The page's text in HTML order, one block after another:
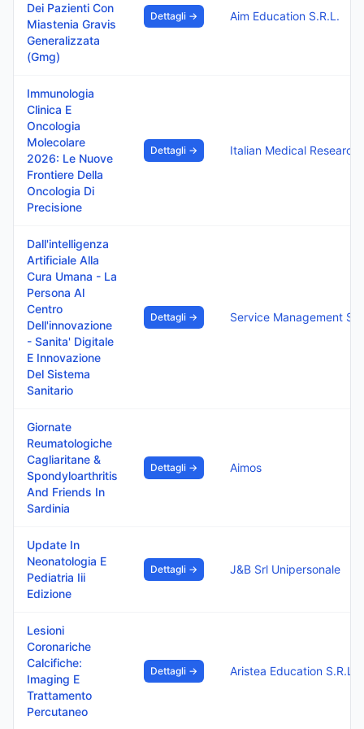
Dei Pazienti Con
Miastenia Gravis
Generalizzata
(Gmg)
Dettagli → Aim Education S.R.L.
Immunologia
Clinica E
Oncologia
Molecolare
2026: Le Nuove
Frontiere Della
Oncologia Di
Precisione
Dettagli →
Dall'intelligenza
Artificiale Alla
Cura Umana - La
Persona Al
Centro
Dell'innovazione
- Sanita' Digitale
E Innovazione
Del Sistema
Sanitario
Dettagli → Service Management Srl
Giornate
Reumatologiche
Cagliaritane &
Spondyloarthritis
And Friends In
Sardinia
Dettagli → Aimos
Update In
Neonatologia E
Pediatria Iii
Edizione
Dettagli → J&B Srl Unipersonale
Lesioni
Coronariche
Calcifiche:
Imaging E
Trattamento
Percutaneo
Dettagli → Aristea Education S.R.L.